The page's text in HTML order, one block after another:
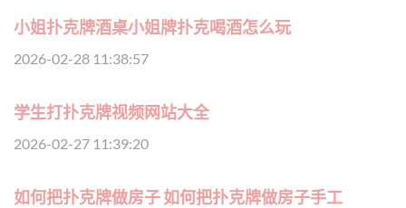
小姐扑克牌酒桌小姐牌扑克喝酒怎么玩
2026-02-28 11:38:57
学生打扑克牌视频网站大全
2026-02-27 11:39:20
如何把扑克牌做房子 如何把扑克牌做房子手工